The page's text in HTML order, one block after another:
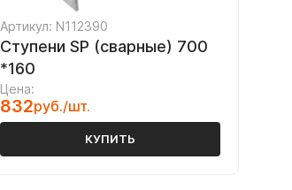
Артикул: N112390
Ступени SP (сварные) 700
*160
Цена:
832руб./шт.
КУПИТЬ